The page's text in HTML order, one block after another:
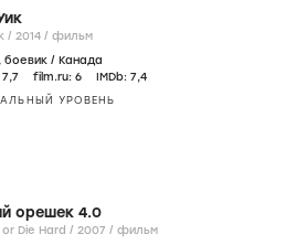
John Wick / 2014 / фильм
боевик / Канада
7,7 film.ru: 6 IMDb: 7,4
УРОВЕНЬ
орешек 4.0
Live Free or Die Hard / 2007 / фильм